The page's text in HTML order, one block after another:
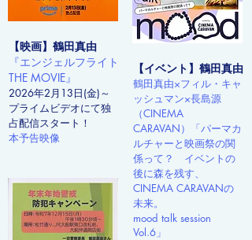
【映画】鶴田真由
『エンジェルフライト
THE MOVIE』
2026年2月13日(金)～
​​プライムビデオにて独
占配信スタート！
本予告映像​
【イベント】鶴田真由
鶴田真由×フィル・キャ
ッシュマン×長島源
（CINEMA
CARAVAN）「パーマカ
ルチャーと映画祭の関
係って？ イベントの
後に森を残す、
CINEMA CARAVANの
未来。
mood talk session
Vol.6」